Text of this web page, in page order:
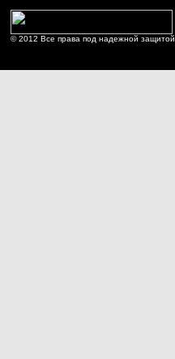
© 2012 Все права под надежной защитой.